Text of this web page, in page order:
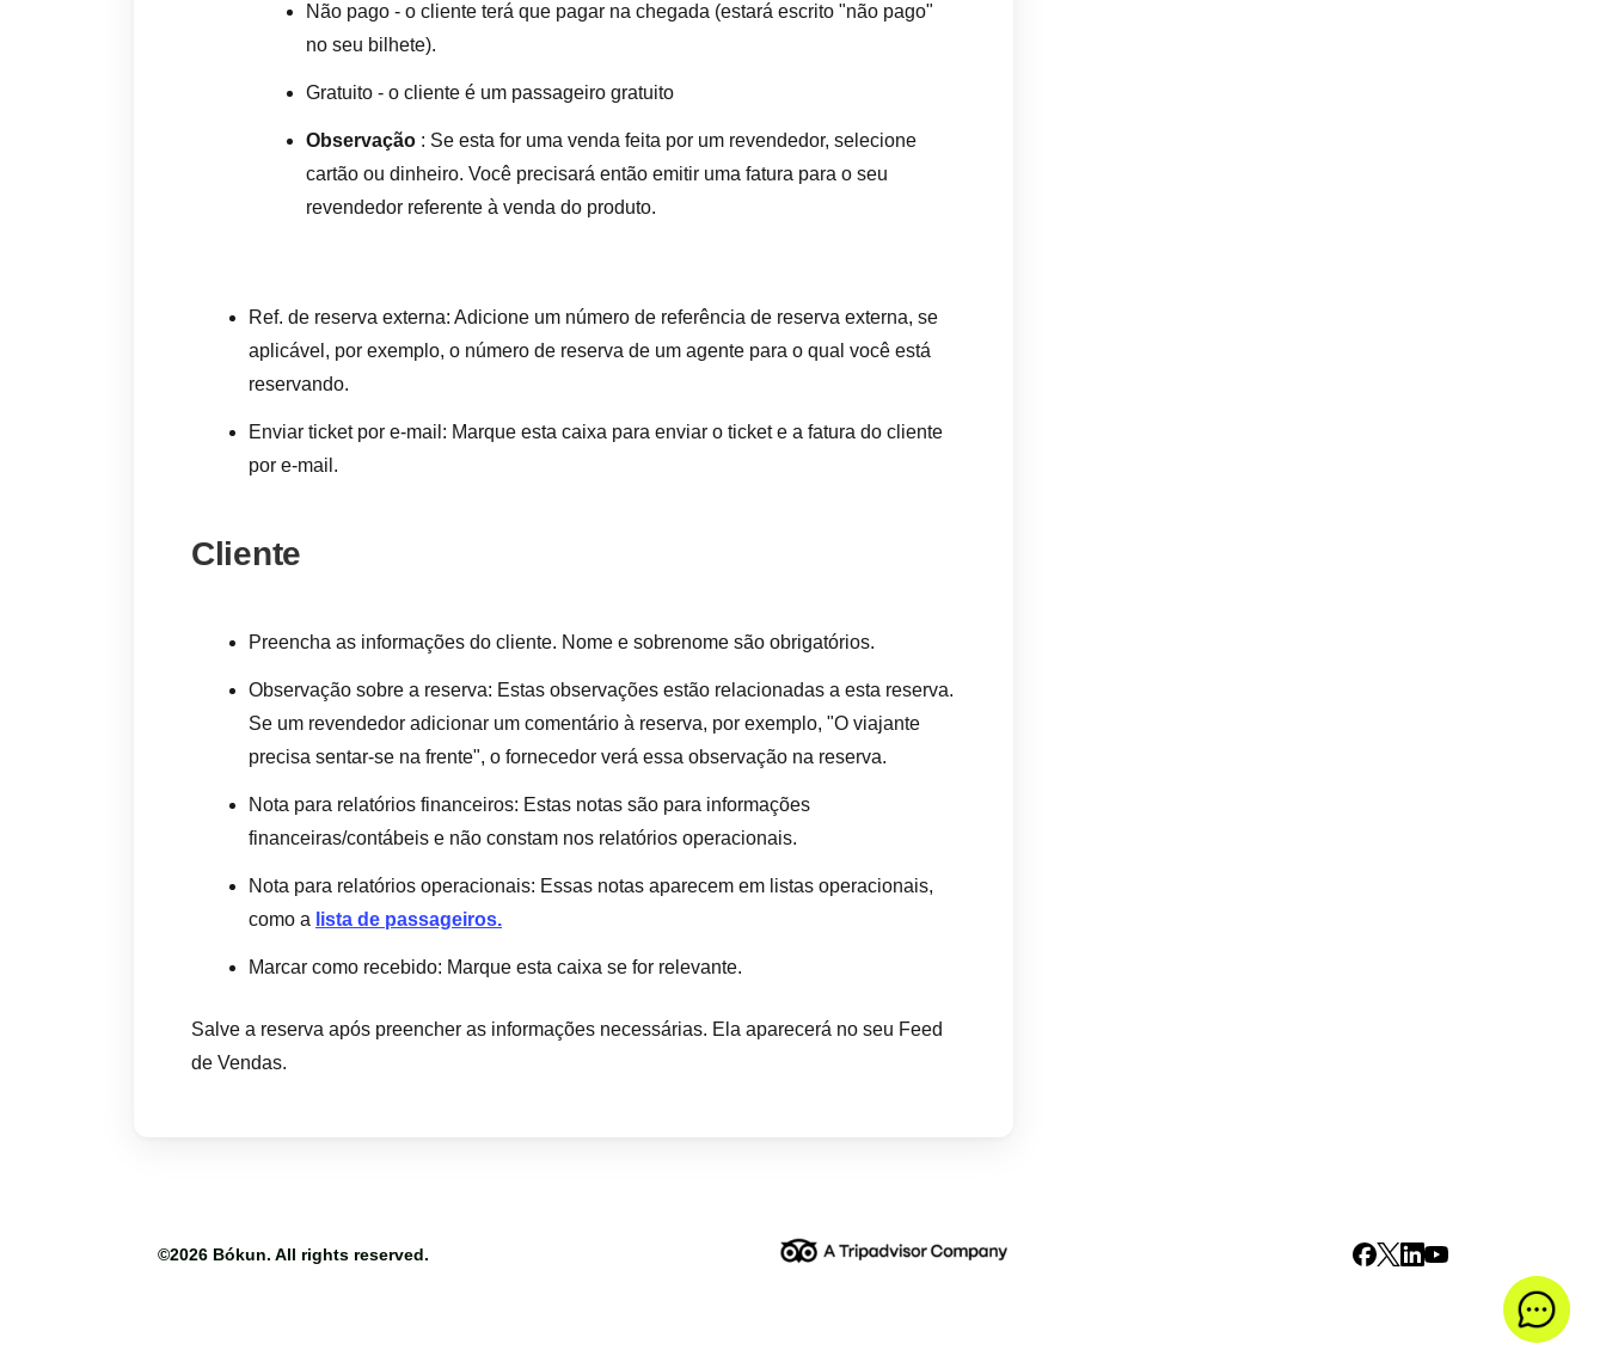
Não pago - o cliente terá que pagar na chegada (estará escrito "não pago"
no seu bilhete).
Gratuito - o cliente é um passageiro gratuito
Observação : Se esta for uma venda feita por um revendedor, selecione
cartão ou dinheiro. Você precisará então emitir uma fatura para o seu
revendedor referente à venda do produto.
Ref. de reserva externa: Adicione um número de referência de reserva externa, se
aplicável, por exemplo, o número de reserva de um agente para o qual você está
reservando.
Enviar ticket por e-mail: Marque esta caixa para enviar o ticket e a fatura do cliente
por e-mail.
Cliente
Preencha as informações do cliente. Nome e sobrenome são obrigatórios.
Observação sobre a reserva: Estas observações estão relacionadas a esta reserva.
Se um revendedor adicionar um comentário à reserva, por exemplo, "O viajante
precisa sentar-se na frente", o fornecedor verá essa observação na reserva.
Nota para relatórios financeiros: Estas notas são para informações
financeiras/contábeis e não constam nos relatórios operacionais.
Nota para relatórios operacionais: Essas notas aparecem em listas operacionais,
como a lista de passageiros.
Marcar como recebido: Marque esta caixa se for relevante.
Salve a reserva após preencher as informações necessárias. Ela aparecerá no seu Feed
de Vendas.
©2026 Bókun. All rights reserved.